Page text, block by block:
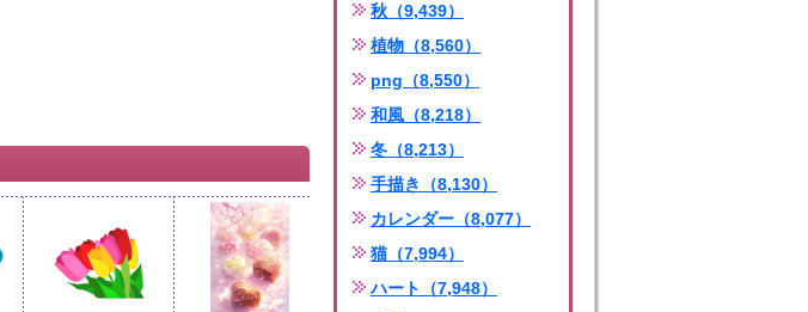
秋（9,439）
植物（8,560）
png（8,550）
和風（8,218）
冬（8,213）
手描き（8,130）
カレンダー（8,077）
猫（7,994）
ハート（7,948）